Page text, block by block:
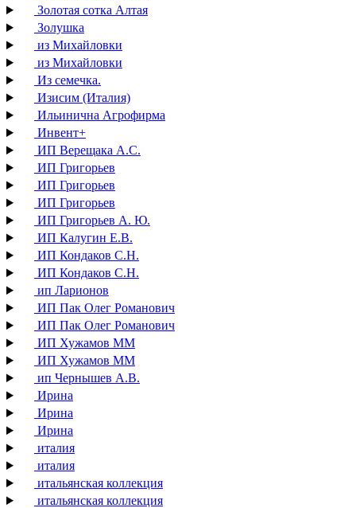
Золотая сотка Алтая
Золушка
из Михайловки
из Михайловки
Из семечка.
Изисим (Италия)
Ильинична Агрофирма
Инвент+
ИП Верещака А.С.
ИП Григорьев
ИП Григорьев
ИП Григорьев
ИП Григорьев А. Ю.
ИП Калугин Е.В.
ИП Кондаков С.Н.
ИП Кондаков С.Н.
ип Ларионов
ИП Пак Олег Романович
ИП Пак Олег Романович
ИП Хужамов ММ
ИП Хужамов ММ
ип Чернышев А.В.
Ирина
Ирина
Ирина
италия
италия
итальянская коллекция
итальянская коллекция